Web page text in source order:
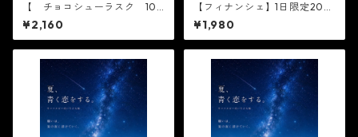
【 チョコシューラスク 10
枚 】日持ち常温45日
¥2,160
【フィナンシェ】1日限定20個
YOSHIOKAフィナンシェ マ
ゴフィ 8個入
¥1,980